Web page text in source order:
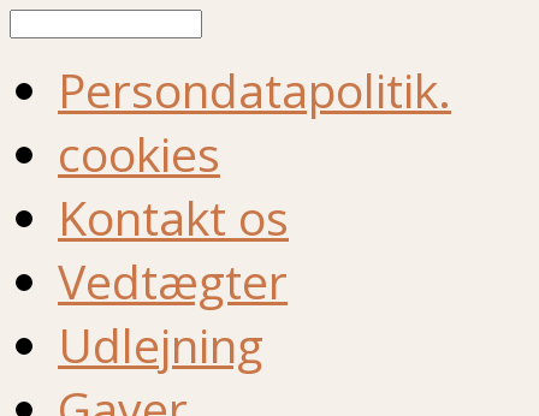
Persondatapolitik.
cookies
Kontakt os
Vedtægter
Udlejning